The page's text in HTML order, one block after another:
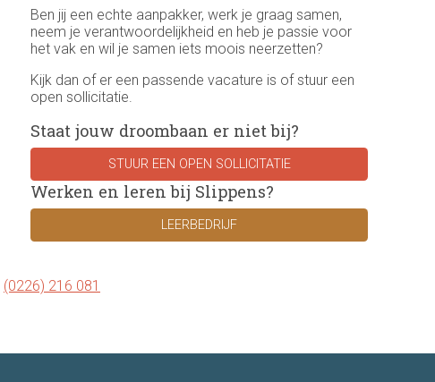
Ben jij een echte aanpakker, werk je graag samen,
neem je verantwoordelijkheid en heb je passie voor
het vak en wil je samen iets moois neerzetten?
Kijk dan of er een passende vacature is of stuur een
open sollicitatie.
Staat jouw droombaan er niet bij?
STUUR EEN OPEN SOLLICITATIE
Werken en leren bij Slippens?
LEERBEDRIJF
(0226) 216 081